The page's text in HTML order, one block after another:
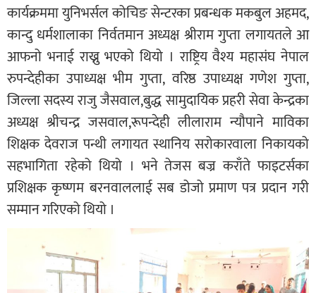
कार्यक्रममा युनिभर्सल कोचिङ सेन्टरका प्रबन्धक मकबुल अहमद,
कान्दु धर्मशालाका निर्वतमान अध्यक्ष श्रीराम गुप्ता लगायतले आ
आफनो भनाई राख्नु भएको थियो । राष्ट्रिय वैश्य महासंघ नेपाल
रुपन्देहीका उपाध्यक्ष भीम गुप्ता, वरिष्ठ उपाध्यक्ष गणेश गुप्ता,
जिल्ला सदस्य राजु जैसवाल,बुद्ध सामुदायिक प्रहरी सेवा केन्द्रका
अध्यक्ष श्रीचन्द्र जसवाल,रूपन्देही लीलाराम न्यौपाने माविका
शिक्षक देवराज पन्थी लगायत स्थानिय सरोकारवाला निकायको
सहभागिता रहेको थियो । भने तेजस बज्र कराँते फाइटर्सका
प्रशिक्षक कृष्णम बरनवाललाई सब डोजो प्रमाण पत्र प्रदान गरी
सम्मान गरिएको थियो ।